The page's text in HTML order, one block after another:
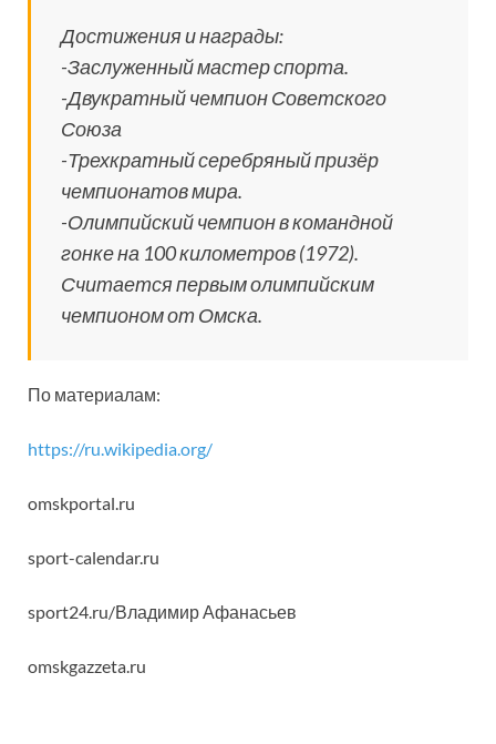
Достижения и награды:
-Заслуженный мастер спорта.
-Двукратный чемпион Советского
Союза
-Трехкратный серебряный призёр
чемпионатов мира.
-Олимпийский чемпион в командной
гонке на 100 километров (1972).
Считается первым олимпийским
чемпионом от Омска.
По материалам:
https://ru.wikipedia.org/
omskportal.ru
sport-calendar.ru
sport24.ru/Владимир Афанасьев
omskgazzeta.ru